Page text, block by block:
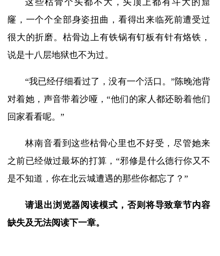
这些枯骨个头都不大，头顶上都有斗大的窟
窿，一个个全部身姿扭曲，看得出来临死前遭受过
很大的折磨。枯骨边上有铁锅有钉板有针有烙铁，
说是十八层地狱也不为过。
“我已经仔细看过了，没有一个活口。”陈晚池背
对着她，声音带着沙哑，“他们的家人都还盼着他们
回家看看呢。”
林南音看到这些枯骨心里也不好受，尽管她来
之前已经做过最坏的打算，“邪修是什么德行你又不
是不知道，你在北云城遭遇的那些你都忘了？”
请退出浏览器阅读模式，否则将导致章节内容
缺失及无法阅读下一章。